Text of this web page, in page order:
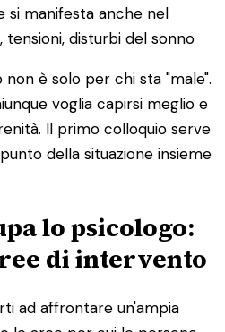
si manifesta anche nel
disturbi del sonno
è solo per chi sta "male".
voglia capirsi meglio e
Il primo colloquio serve
della situazione insieme
lo psicologo:
di intervento
ad affrontare un'ampia